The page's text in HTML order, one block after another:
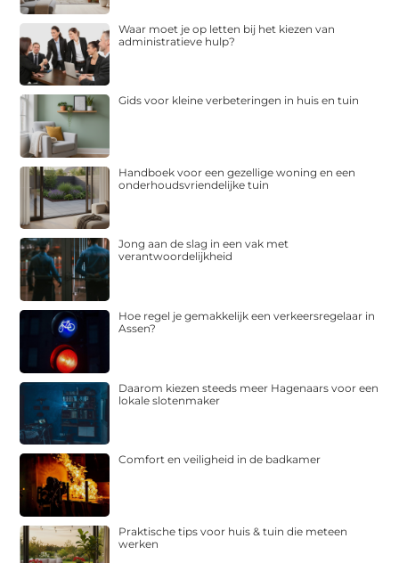
Waar moet je op letten bij het kiezen van
administratieve hulp?
Gids voor kleine verbeteringen in huis en tuin
Handboek voor een gezellige woning en een
onderhoudsvriendelijke tuin
Jong aan de slag in een vak met
verantwoordelijkheid
Hoe regel je gemakkelijk een verkeersregelaar in
Assen?
Daarom kiezen steeds meer Hagenaars voor een
lokale slotenmaker
Comfort en veiligheid in de badkamer
Praktische tips voor huis & tuin die meteen
werken